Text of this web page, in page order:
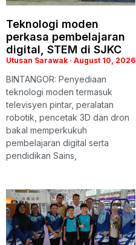
Teknologi moden
perkasa pembelajaran
digital, STEM di SJKC
Utusan Sarawak August 10, 2026
BINTANGOR: Penyediaan
teknologi moden termasuk
televisyen pintar, peralatan
robotik, pencetak 3D dan dron
bakal memperkukuh
pembelajaran digital serta
pendidikan Sains,